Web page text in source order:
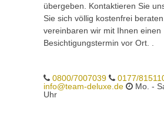
übergeben. Kontaktieren Sie
Sie sich völlig kostenfrei
vereinbaren wir mit Ihnen einen
Besichtigungstermin vor Ort. .
0800/7007039
0177/
info@team-deluxe.de
Mo. -
Uhr